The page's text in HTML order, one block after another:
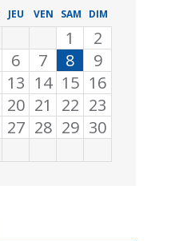
JEU VEN SAM DIM
1
2
6 7 8
9
13 14 15 16
20 21 22 23
27 28 29 30